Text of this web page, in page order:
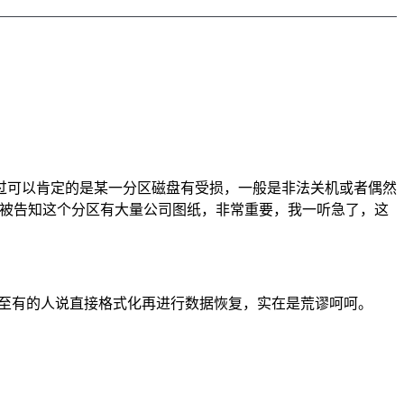
以肯定的是某一分区磁盘有受损，一般是非法关机或者偶然
告知这个分区有大量公司图纸，非常重要，我一听急了，这
的人说直接格式化再进行数据恢复，实在是荒谬呵呵。